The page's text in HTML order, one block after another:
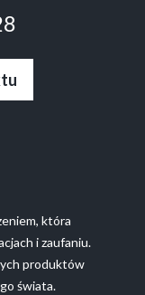
która
i zaufaniu.
produktów
świata.